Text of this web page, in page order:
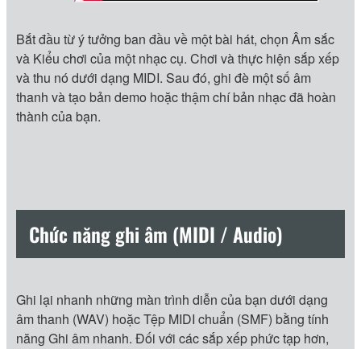
Bắt đầu từ ý tưởng ban đầu về một bài hát, chọn Âm sắc
và Kiểu chơi của một nhạc cụ. Chơi và thực hiện sắp xếp
và thu nó dưới dạng MIDI. Sau đó, ghi đè một số âm
thanh và tạo bản demo hoặc thậm chí bản nhạc đã hoàn
thành của bạn.
Chức năng ghi âm (MIDI / Audio)
Ghi lại nhanh những màn trình diễn của bạn dưới dạng
âm thanh (WAV) hoặc Tệp MIDI chuẩn (SMF) bằng tính
năng Ghi âm nhanh. Đối với các sắp xếp phức tạp hơn,